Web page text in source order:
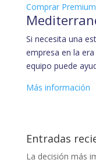
Comprar Premium
Si necesita una
empresa en la
equipo puede
Más información
Entradas
La decisión más